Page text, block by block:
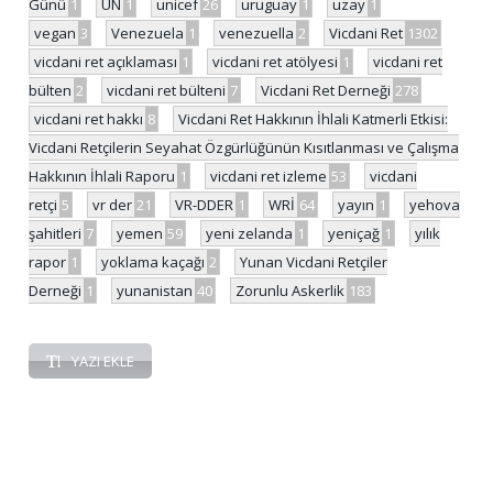
Günü 1 UN 1 unicef 26 uruguay 1 uzay 1
vegan 3 Venezuela 1 venezuella 2 Vicdani Ret 1302
vicdani ret açıklaması 1 vicdani ret atölyesi 1
vicdani ret
bülten 2 vicdani ret bülteni 7 Vicdani Ret Derneği 278
vicdani ret hakkı 8
Vicdani Ret Hakkının İhlali Katmerli Etkisi:
Vicdani Retçilerin Seyahat Özgürlüğünün Kısıtlanması ve Çalışma
Hakkının İhlali Raporu 1 vicdani ret izleme 53
vicdani
retçi 5 vr der 21 VR-DDER 1 WRİ 64 yayın 1
yehova
şahitleri 7 yemen 59 yeni zelanda 1 yeniçağ 1
yılık
rapor 1 yoklama kaçağı 2
Yunan Vicdani Retçiler
Derneği 1 yunanistan 40 Zorunlu Askerlik 183
YAZI EKLE